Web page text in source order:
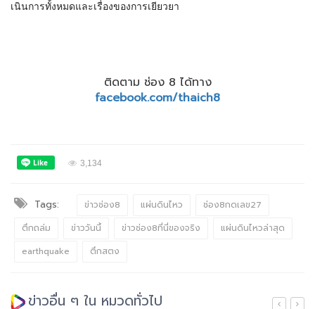
เนินการทั้งหมดและเรื่องของการเยียวยา
ติดตาม ช่อง 8 ได้ทาง
facebook.com/thaich8
3,134
Tags: ข่าวช่อง8 แผ่นดินไหว
ช่อง8กดเลข27
ตึกถล่ม
ข่าววันนี้ ข่าวช่อง8ที่นี่ของจริง
แผ่นดินไหวล่าสุด
earthquake
ตึกสตง
ข่าวอื่น ๆ ใน หมวดทั่วไป